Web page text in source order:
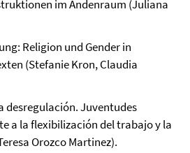
im Andenraum (Juliana
Religion und Gender in
(Stefanie Kron, Claudia
desregulación. Juventudes
a la flexibilización del trabajo y la
Orozco Martinez).